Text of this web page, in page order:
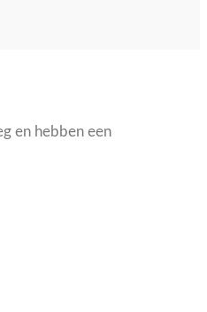
en hebben een